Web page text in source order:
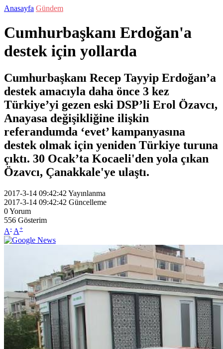
Anasayfa Gündem
Cumhurbaşkanı Erdoğan'a
destek için yollarda
Cumhurbaşkanı Recep Tayyip Erdoğan’a
destek amacıyla daha önce 3 kez
Türkiye’yi gezen eski DSP’li Erol Özavcı,
Anayasa değişikliğine ilişkin
referandumda ‘evet’ kampanyasına
destek olmak için yeniden Türkiye turuna
çıktı. 30 Ocak’ta Kocaeli'den yola çıkan
Özavcı, Çanakkale'ye ulaştı.
2017-3-14 09:42:42 Yayınlanma
2017-3-14 09:42:42 Güncelleme
0Yorum
556 Gösterim
A- A+